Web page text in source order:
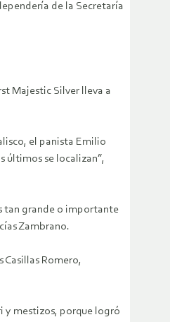
de la Secretaría
Majestic Silver lleva a
el panista Emilio
últimos se localizan”,
tan grande o importante
Zambrano.
Romero,
y mestizos, porque logró